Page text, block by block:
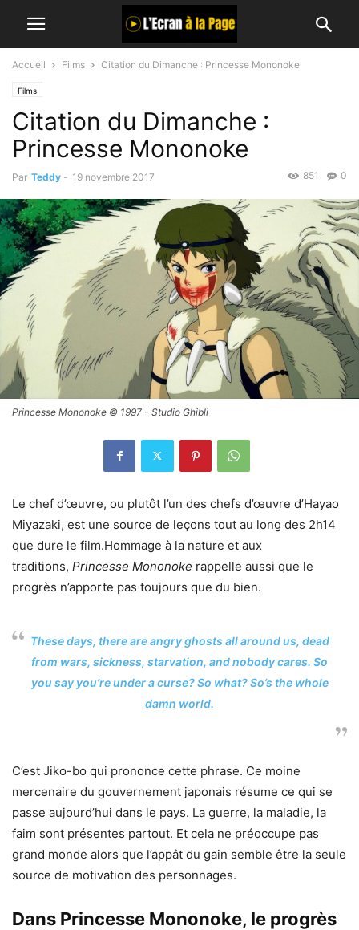
Accueil Films Citation du Dimanche : Princesse Mononoke
Films
Citation du Dimanche :
Princesse Mononoke
Par Teddy - 19 novembre 2017 0
851
Princesse Mononoke © 1997 - Studio Ghibli
Le chef d’œuvre, ou plutôt l’un des chefs d’œuvre d’Hayao
Miyazaki, est une source de leçons tout au long des 2h14
que dure le film.Hommage à la nature et aux
traditions, Princesse Mononoke rappelle aussi que le
progrès n’apporte pas toujours que du bien.
These days, there are angry ghosts all around us, dead
from wars, sickness, starvation, and nobody cares. So
you say you’re under a curse? So what? So’s the whole
damn world.
C’est Jiko-bo qui prononce cette phrase. Ce moine
mercenaire du gouvernement japonais résume ce qui se
passe aujourd’hui dans le pays. La guerre, la maladie, la
faim sont présentes partout. Et cela ne préoccupe pas
grand monde alors que l’appât du gain semble être la seule
source de motivation des personnages.
Dans Princesse Mononoke, le progrès